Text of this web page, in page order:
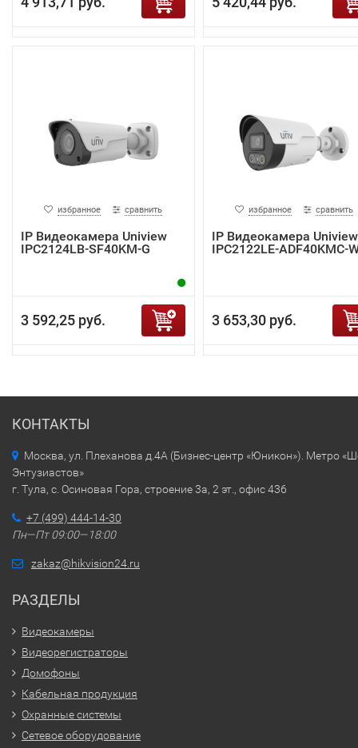
избранное сравнить
IP Видеокамера Uniview
IPC2124LB-SF40KM-G
3 592,25 руб.
избранное сравнить
IP Видеокамера Uniview
IPC2122LE-ADF40KMC-
3 653,30 руб.
КОНТАКТЫ
Москва, ул. Плеханова д.4А (Бизнес-центр «Юникон»). Метро
Энтузиастов»
г. Тула, с. Осиновая Гора, строение 3а, 2 эт., офис 436
+7 (499) 444-14-30
Пн—Пт 09:00—18:00
zakaz@hikvision24.ru
РАЗДЕЛЫ
Видеокамеры
Видеорегистраторы
Домофоны
Кабельная продукция
Охранные системы
Сетевое оборудование